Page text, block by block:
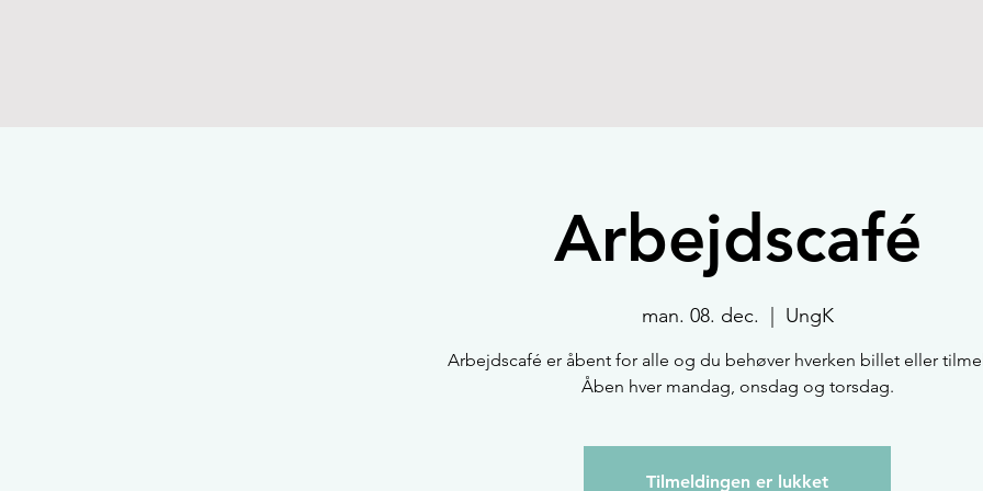
Arbejdscafé
man. 08. dec. UngK
Arbejdscafé er åbent for alle og du behøver hverken billet eller
Åben hver mandag, onsdag og torsdag.
Tilmeldingen er lukket